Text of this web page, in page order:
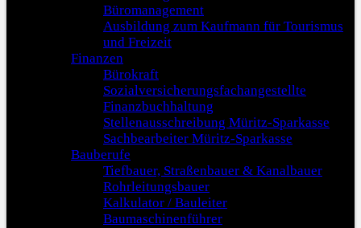
Büromanagement
Ausbildung zum Kaufmann für Tourismus
und Freizeit
Finanzen
Bürokraft
Sozialversicherungsfachangestellte
Finanzbuchhaltung
Stellenausschreibung Müritz-Sparkasse
Sachbearbeiter Müritz-Sparkasse
Bauberufe
Tiefbauer, Straßenbauer & Kanalbauer
Rohrleitungsbauer
Kalkulator / Bauleiter
Baumaschinenführer